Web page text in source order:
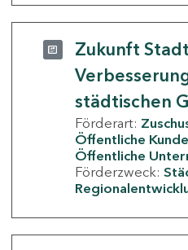
Zukunft
städtischen
Förderart:
Öffentliche
Öffentliche
Förderzweck: